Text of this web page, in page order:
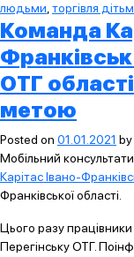
людьми торгівля
Команда
ОТГ
метою
Posted on 01.01.2021 by
Мобільний
Карітас Івано-
Франківської області.
Цього разу працівники
Перегінську ОТГ.